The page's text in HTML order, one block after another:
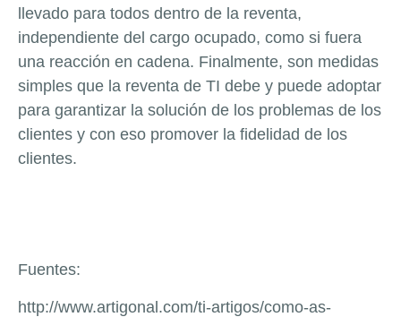
llevado para todos dentro de la reventa,
independiente del cargo ocupado, como si fuera
una reacción en cadena. Finalmente, son medidas
simples que la reventa de TI debe y puede adoptar
para garantizar la solución de los problemas de los
clientes y con eso promover la fidelidad de los
clientes.
Fuentes:
http://www.artigonal.com/ti-artigos/como-as-